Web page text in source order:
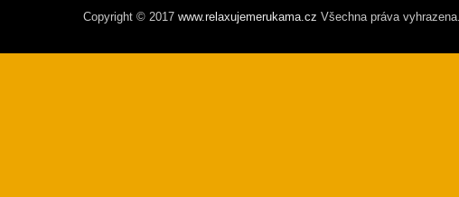
Copyright © 2017 www.relaxujemerukama.cz Všechna práva vyhrazena.